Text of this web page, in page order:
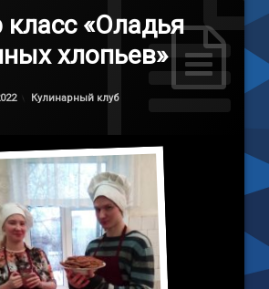
класс «Оладья
хлопьев»
Обновлено на 01.04.2022
by
Категории:
Кулинарный клуб